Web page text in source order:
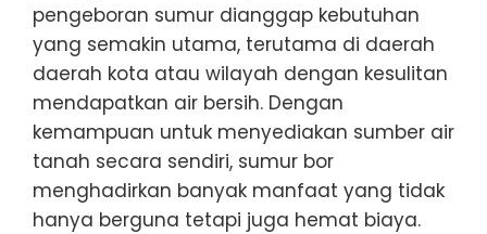
pengeboran sumur dianggap kebutuhan
yang semakin utama, terutama di daerah
daerah kota atau wilayah dengan kesulitan
mendapatkan air bersih. Dengan
kemampuan untuk menyediakan sumber air
tanah secara sendiri, sumur bor
menghadirkan banyak manfaat yang tidak
hanya berguna tetapi juga hemat biaya.